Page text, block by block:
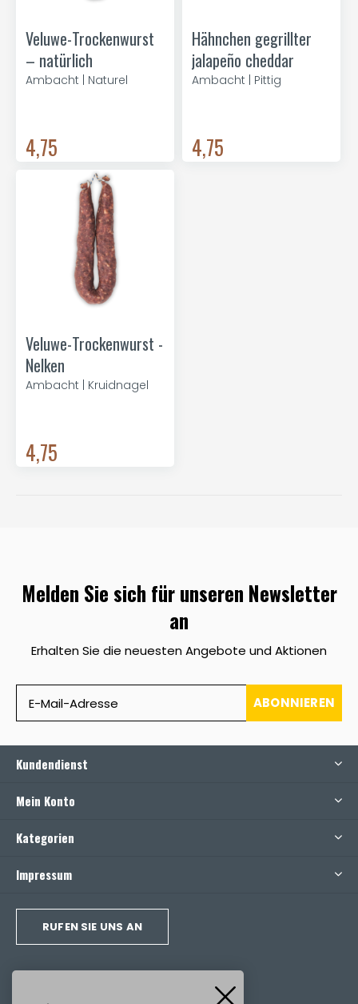
Veluwe-Trockenwurst
– natürlich
Ambacht | Naturel
4,75
Hähnchen gegrillter
jalapeño cheddar
Ambacht | Pittig
4,75
Veluwe-Trockenwurst -
Nelken
Ambacht | Kruidnagel
4,75
Melden Sie sich für unseren Newsletter
an
Erhalten Sie die neuesten Angebote und Aktionen
ABONNIEREN
Kundendienst
Mein Konto
Kategorien
Impressum
RUFEN SIE UNS AN